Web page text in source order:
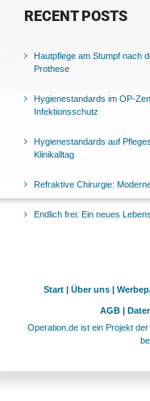
RECENT POSTS
Hautpflege am Stumpf nach
Prothese
Hygienestandards im OP-
Infektionsschutz
Hygienestandards auf
Klinikalltag
Refraktive Chirurgie:
Endlich frei: Ein neues
Start | Über uns |
AGB |
Operation.de ist ein Projekt